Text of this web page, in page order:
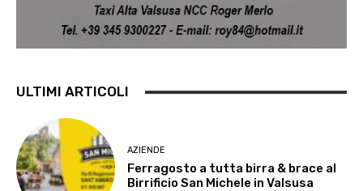
ULTIMI ARTICOLI
AZIENDE
Ferragosto a tutta birra & brace al
Birrificio San Michele in Valsusa